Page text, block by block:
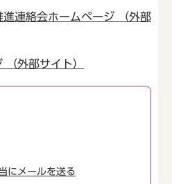
連絡会ホームページ （外部
外部サイト）
にメールを送る